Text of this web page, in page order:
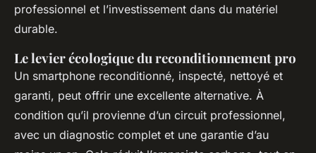
professionnel et l’investissement dans du matériel
durable.
Le levier écologique du reconditionnement pro
Un smartphone reconditionné, inspecté, nettoyé et
garanti, peut offrir une excellente alternative. À
condition qu’il provienne d’un circuit professionnel,
avec un diagnostic complet et une garantie d’au